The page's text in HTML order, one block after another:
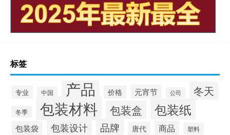
标签
专业 中国 产品 价格 元宵节 公司 冬天
冬季 包装材料 包装盒 包装纸
包装袋 包装设计 品牌 唐代 商品 塑料